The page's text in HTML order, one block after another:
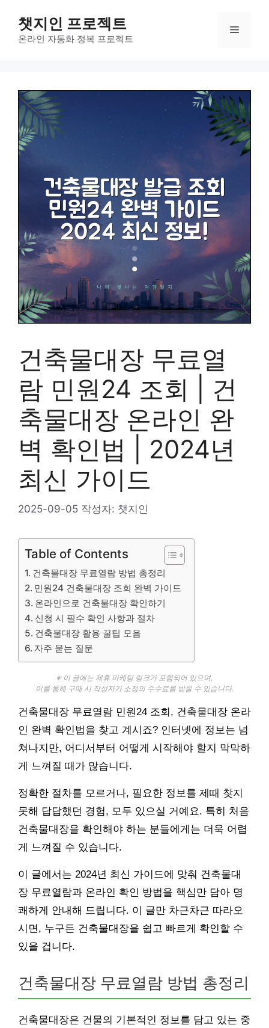
챗지인 프로젝트
온라인 자동화 정복 프로젝트
메
건축물대장 무료열
람 민원24 조회 | 건
축물대장 온라인 완
벽 확인법 | 2024년
최신 가이드
2025-09-05 작성자: 챗지인
Table of Contents
건축물대장 무료열람 방법 총정리
민원24 건축물대장 조회 완벽 가이드
온라인으로 건축물대장 확인하기
신청 시 필수 확인 사항과 절차
건축물대장 활용 꿀팁 모음
자주 묻는 질문
※ 이 글에는 제휴 마케팅 링크가 포함되어 있으며,
이를 통해 구매 시 작성자가 소정의 수수료를 받을 수 있습니다.
건축물대장 무료열람 민원24 조회, 건축물대장 온라
인 완벽 확인법을 찾고 계시죠? 인터넷에 정보는 넘
쳐나지만, 어디서부터 어떻게 시작해야 할지 막막하
게 느껴질 때가 많습니다.
정확한 절차를 모르거나, 필요한 정보를 제때 찾지
못해 답답했던 경험, 모두 있으실 거예요. 특히 처음
건축물대장을 확인해야 하는 분들에게는 더욱 어렵
게 느껴질 수 있습니다.
이 글에서는 2024년 최신 가이드에 맞춰 건축물대
장 무료열람과 온라인 확인 방법을 핵심만 담아 명
쾌하게 안내해 드립니다. 이 글만 차근차근 따라오
시면, 누구든 건축물대장을 쉽고 빠르게 확인할 수
있을 겁니다.
건축물대장 무료열람 방법 총정리
건축물대장은 건물의 기본적인 정보를 담고 있는 중